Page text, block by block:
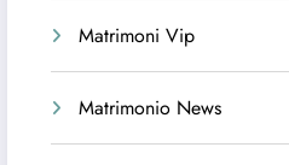
Matrimoni Vip
Matrimonio News